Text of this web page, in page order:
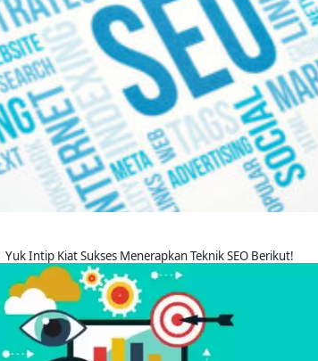
Yuk Intip Kiat Sukses Menerapkan Teknik SEO Berikut!